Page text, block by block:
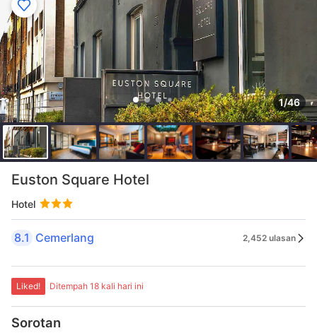
1/46
Euston Square Hotel
Hotel
8.1 Cemerlang 2,452 ulasan
Liked! Ditempah 18 kali hari ini
Sorotan